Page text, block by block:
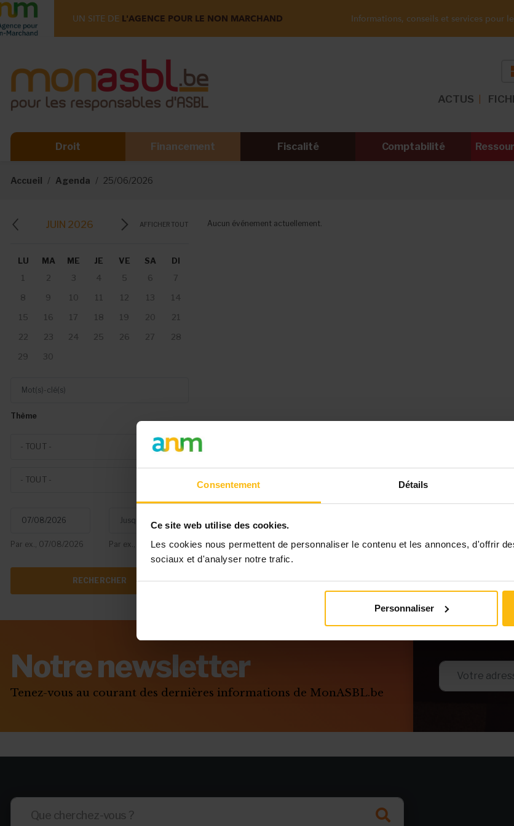
Consentement Détails
Ce site web utilise des cookies.
Les cookies nous permettent de personnaliser le contenu et les annonces, d'offrir
sociaux et d'analyser notre trafic.
Personnaliser
UN SITE DE L'AGENCE POUR LE NON MARCHAND Informations, conseils et services pour
ACTUS
Droit Financement Fiscalité Comptabilité
Accueil Agenda 25/06/2026
JUIN 2026
LU MA ME JE VE SA
DI
1
2 3 4 5 6
7
8
9 10 11 12 13
14
15
16 17 18 19 20
21
22
23 24 25 26 27
28
29
30
AFFICHER TOUT
Thème
- TOUT -
- TOUT -
Par ex., 07/08/2026
Jusqu'au
Par ex., 07/08/2026
Aucun événement actuellement.
Notre newsletter
Tenez-vous au courant des dernières informations de MonASBL.be